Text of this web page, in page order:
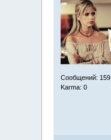
Сообщений: 159
Karma: 0